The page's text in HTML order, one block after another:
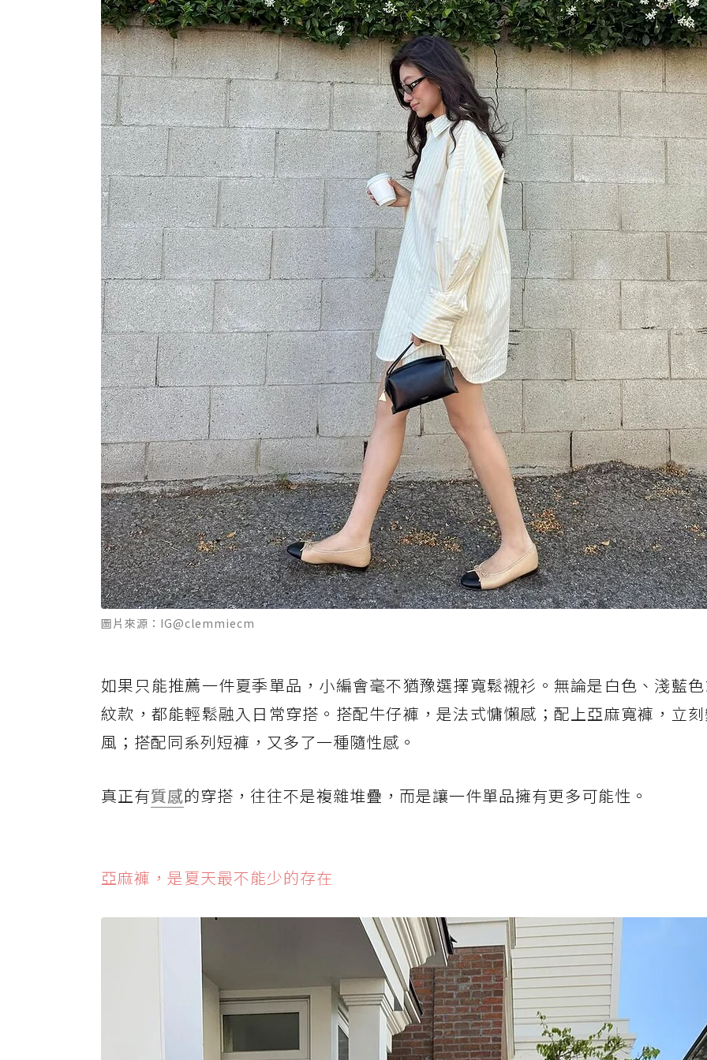
圖片來源：IG@clemmiecm
如果只能推薦一件夏季單品，小編會毫不猶豫選擇寬鬆襯衫。無論是白色、淺藍
紋款，都能輕鬆融入日常穿搭。搭配牛仔褲，是法式慵懶感；配上亞麻寬褲，立
風；搭配同系列短褲，又多了一種隨性感。
真正有質感的穿搭，往往不是複雜堆疊，而是讓一件單品擁有更多可能性。
亞麻褲，是夏天最不能少的存在